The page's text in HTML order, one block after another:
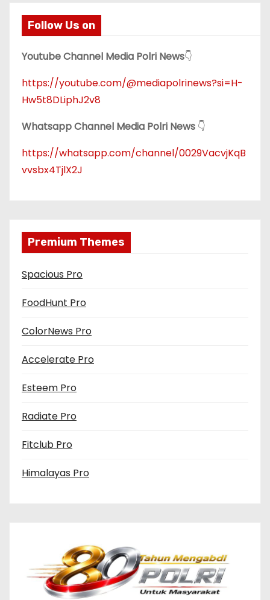
Follow Us on
Youtube Channel Media Polri News👇
https://youtube.com/@mediapolrinews?si=H-
Hw5t8DLiphJ2v8
Whatsapp Channel Media Polri News 👇
https://whatsapp.com/channel/0029VacvjKqB
vvsbx4TjlX2J
Premium Themes
Spacious Pro
FoodHunt Pro
ColorNews Pro
Accelerate Pro
Esteem Pro
Radiate Pro
Fitclub Pro
Himalayas Pro